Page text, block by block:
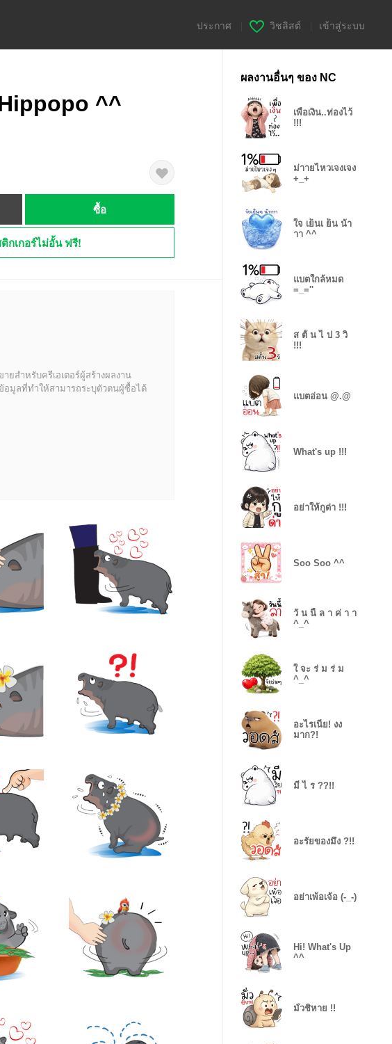
ประกาศ วิชลิสต์ เข้าสู่ระบบ
^^
ซื้อ
กเกอร์ไม่อั้น ฟรี!
ยสำหรับครีเอเตอร์ผู้สร้างผลงาน
มูลที่ทำให้สามารถระบุตัวตนผู้ซื้อได้
ผลงานอื่นๆ ของ NC
เพื่อเงิน..ท่องไว้
!!!
ม่าายไหวเจงเจง
+_+
ใจ เย็นเ ย็น น้า
าา ^^
แบตใกล้หมด
=_=''
ส ตั้ น ไ ป 3 วิ
!!!
แบตอ่อน @.@
What's up !!!
อย่าให้กูด่า !!!
Soo Soo ^^
วั น นี้ ล า ค่ า า
^_^
ใ จะ ร่ ม ร่ ม
^_^
อะไรเนี่ย! งง
มาก?!
มี ไ ร ??!!
อะรัยของมึง ?!!
อย่าเพ้อเจ้อ (-_-)
Hi! What's Up
^^
มั่วชิหาย !!